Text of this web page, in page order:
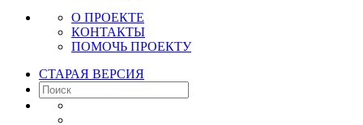
О ПРОЕКТЕ
КОНТАКТЫ
ПОМОЧЬ ПРОЕКТУ
СТАРАЯ ВЕРСИЯ